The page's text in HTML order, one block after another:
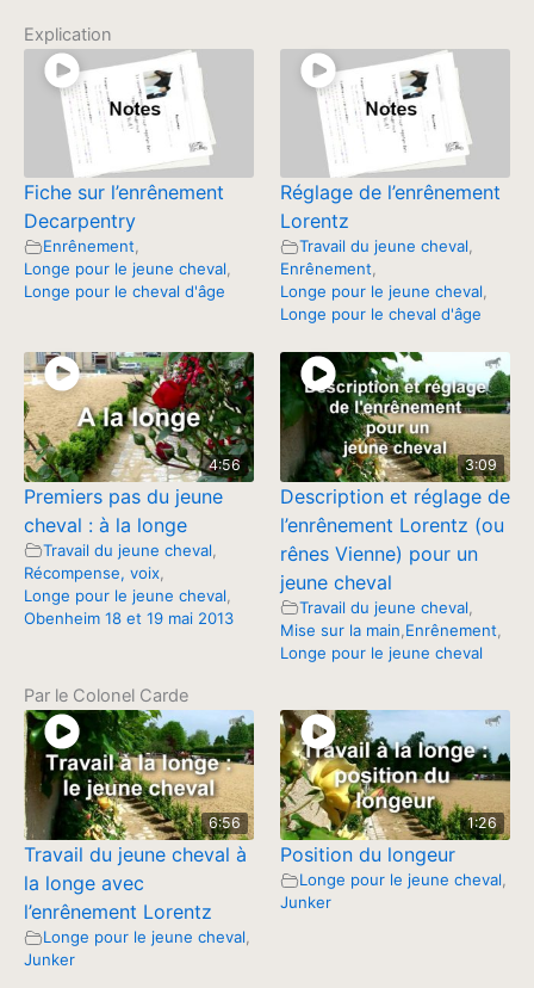
Explication
Fiche sur l’enrênement
Decarpentry
Enrênement,
Longe pour le jeune cheval,
Longe pour le cheval d'âge
Réglage de l’enrênement
Lorentz
Travail du jeune cheval,
Enrênement,
Longe pour le jeune cheval,
Longe pour le cheval d'âge
4:56
Premiers pas du jeune
cheval : à la longe
Travail du jeune cheval
Récompense, voix
Longe pour le jeune cheval
Obenheim 18 et 19 mai 2013
3:09
Description et réglage de
l’enrênement Lorentz (ou
rênes Vienne) pour un
jeune cheval
Travail du jeune cheval
Mise sur la main Enrênement
Longe pour le jeune cheval
Par le Colonel Carde
6:56
Travail du jeune cheval à
la longe avec
l’enrênement Lorentz
Longe pour le jeune cheval
Junker
1:26
Position du longeur
Longe pour le jeune cheval
Junker